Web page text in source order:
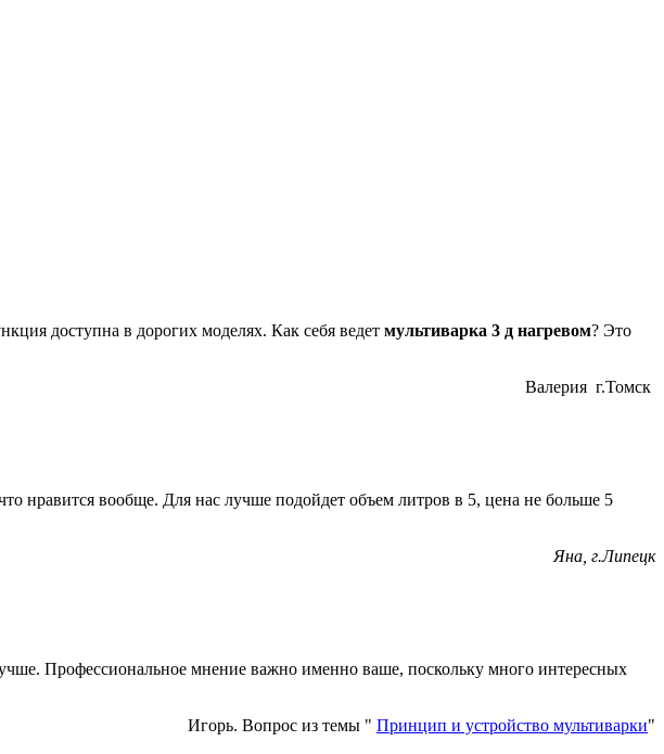
доступна в дорогих моделях. Как себя ведет мультиварка 3 д нагревом? Это
Валерия г.Томск
нравится вообще. Для нас лучше подойдет объем литров в 5, цена не больше 5
Яна, г.Липецк
Профессиональное мнение важно именно ваше, поскольку много интересных
Игорь. Вопрос из темы " Принцип и устройство мультиварки"